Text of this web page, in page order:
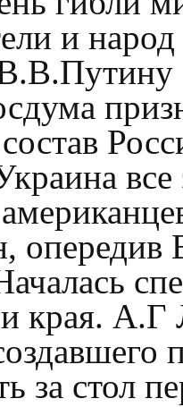
и
все
края. А.Г
за стол